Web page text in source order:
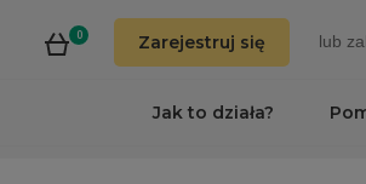
0 Zarejestruj się lub
Jak to działa?